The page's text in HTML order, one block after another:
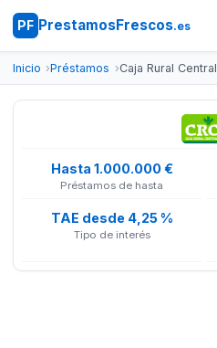
PF PrestamosFrescos.es
Inicio Préstamos Caja Rural Central
Hasta 1.000.000 €
Préstamos de hasta
TAE desde 4,25 %
Tipo de interés